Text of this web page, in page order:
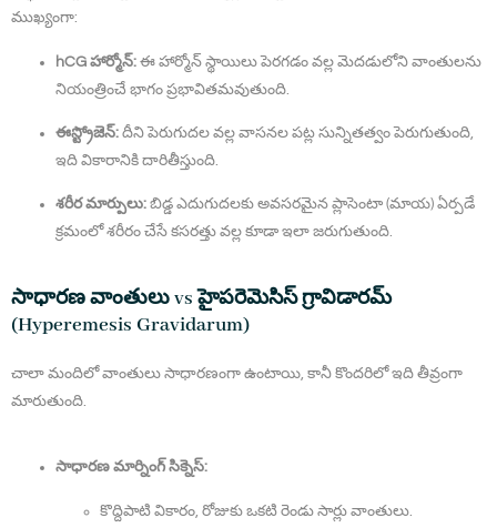
ముఖ్యంగా:
hCG హార్మోన్: ఈ హార్మోన్ స్థాయిలు పెరగడం వల్ల మెదడులోని వాంతులను
నియంత్రించే భాగం ప్రభావితమవుతుంది.
ఈస్ట్రోజెన్: దీని పెరుగుదల వల్ల వాసనల పట్ల సున్నితత్వం పెరుగుతుంది,
ఇది వికారానికి దారితీస్తుంది.
శరీర మార్పులు: బిడ్డ ఎదుగుదలకు అవసరమైన ప్లాసెంటా (మాయ) ఏర్పడే
క్రమంలో శరీరం చేసే కసరత్తు వల్ల కూడా ఇలా జరుగుతుంది.
సాధారణ వాంతులు vs హైపరెమెసిస్ గ్రావిడారమ్
(Hyperemesis Gravidarum)
చాలా మందిలో వాంతులు సాధారణంగా ఉంటాయి, కానీ కొందరిలో ఇది తీవ్రంగా
మారుతుంది.
సాధారణ మార్నింగ్ సిక్నెస్:
కొద్దిపాటి వికారం, రోజుకు ఒకటి రెండు సార్లు వాంతులు.